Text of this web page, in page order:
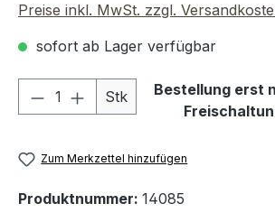
Preise inkl. MwSt. zzgl.
sofort ab Lager verfügbar
Produkt Anzahl: Gib den
Stk
Bestellung erst
Zum Merkzettel hinzufügen
Produktnummer: 14085